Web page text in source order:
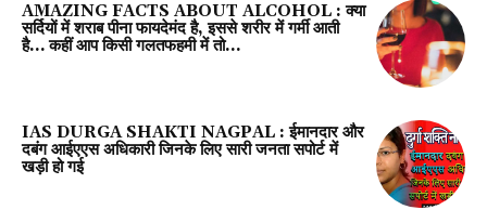
AMAZING FACTS ABOUT ALCOHOL : क्या
सर्दियों में शराब पीना फायदेमंद है, इससे शरीर में गर्मी आती
है… कहीं आप किसी गलतफहमी में तो...
IAS DURGA SHAKTI NAGPAL : ईमानदार और
दबंग आईएएस अधिकारी जिनके लिए सारी जनता सपोर्ट में
खड़ी हो गई